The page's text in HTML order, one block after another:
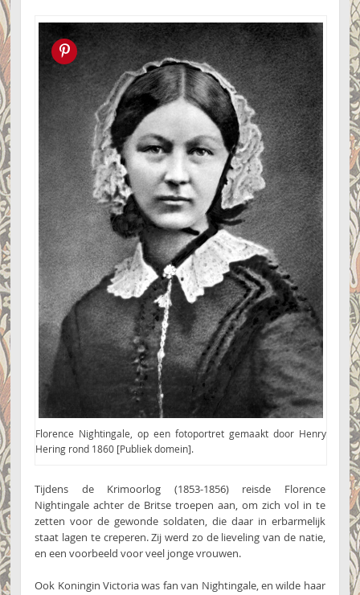
Pin this!
Florence Nightingale, op een fotoportret gemaakt door Henry
Hering rond 1860 [Publiek domein].
Tijdens de Krimoorlog (1853-1856) reisde Florence
Nightingale achter de Britse troepen aan, om zich vol in te
zetten voor de gewonde soldaten, die daar in erbarmelijk
staat lagen te creperen. Zij werd zo de lieveling van de natie,
en een voorbeeld voor veel jonge vrouwen.
Ook Koningin Victoria was fan van Nightingale, en wilde haar